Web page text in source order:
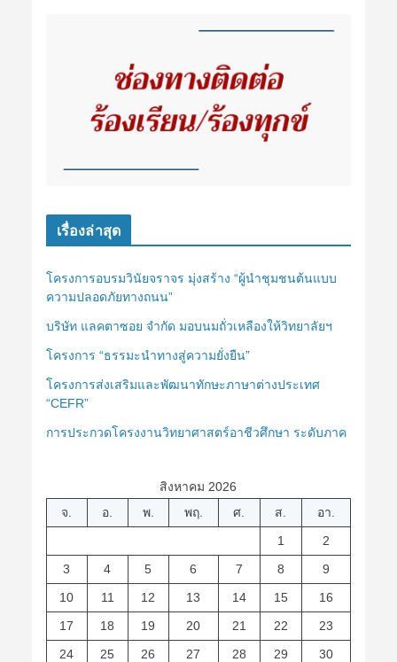
เรื่องล่าสุด
โครงการอบรมวินัยจราจร มุ่งสร้าง “ผู้นำชุมชนต้นแบบ
ความปลอดภัยทางถนน”
บริษัท แลคตาซอย จำกัด มอบนมถั่วเหลืองให้วิทยาลัยฯ
โครงการ “ธรรมะนำทางสู่ความยั่งยืน”
โครงการส่งเสริมและพัฒนาทักษะภาษาต่างประเทศ
“CEFR”
การประกวดโครงงานวิทยาศาสตร์อาชีวศึกษา ระดับภาค
สิงหาคม 2026
จ.
อ. พ. พฤ. ศ. ส.
อา.
1
2
3
4 5 6 7 8
9
10
11 12 13 14 15
16
17
18 19 20 21 22
23
24
25 26 27 28 29
30